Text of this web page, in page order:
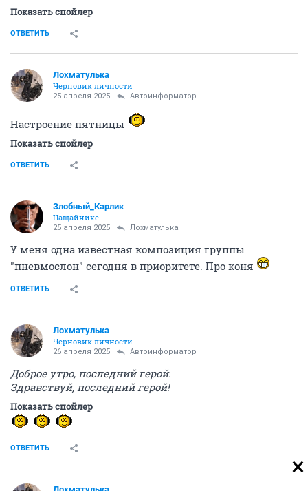
Показать спойлер
ОТВЕТИТЬ
Лохматулька
Черновик личности
25 апреля 2025 Автоинформатор
Настроение пятницы
Показать спойлер
ОТВЕТИТЬ
Злобный_Карлик
Нащайнике
25 апреля 2025 Лохматулька
У меня одна известная композиция группы
"пневмослон" сегодня в приоритете. Про коня
ОТВЕТИТЬ
Лохматулька
Черновик личности
26 апреля 2025 Автоинформатор
Доброе утро, последний герой.
Здравствуй, последний герой!
Показать спойлер
ОТВЕТИТЬ